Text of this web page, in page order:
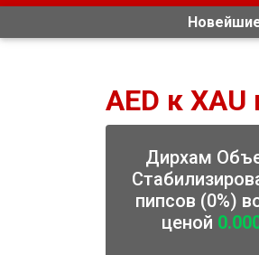
AED к
Дирхам
пипсов (0%)
ценой